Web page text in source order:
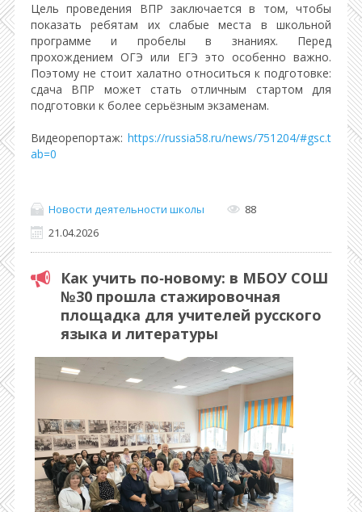
Цель проведения ВПР заключается в том, чтобы
показать ребятам их слабые места в школьной
программе и пробелы в знаниях. Перед
прохождением ОГЭ или ЕГЭ это особенно важно.
Поэтому не стоит халатно относиться к подготовке:
сдача ВПР может стать отличным стартом для
подготовки к более серьёзным экзаменам.
Видеорепортаж: https://russia58.ru/news/751204/#gsc.t
ab=0
Новости деятельности школы
88
21.04.2026
Как учить по‑новому: в МБОУ СОШ
№30 прошла стажировочная
площадка для учителей русского
языка и литературы